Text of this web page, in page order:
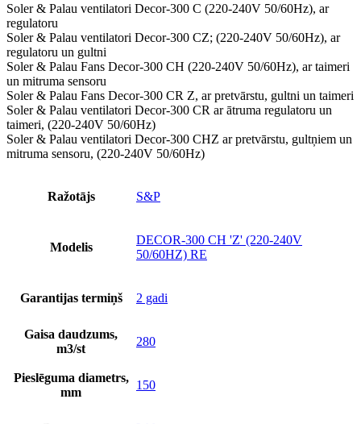
Soler & Palau ventilatori Decor-300 C (220-240V 50/60Hz), ar
regulatoru
Soler & Palau ventilatori Decor-300 CZ; (220-240V 50/60Hz), ar
regulatoru un gultni
Soler & Palau Fans Decor-300 CH (220-240V 50/60Hz), ar taimeri
un mitruma sensoru
Soler & Palau Fans Decor-300 CR Z, ar pretvārstu, gultni un taimeri
Soler & Palau ventilatori Decor-300 CR ar ātruma regulatoru un
taimeri, (220-240V 50/60Hz)
Soler & Palau ventilatori Decor-300 CHZ ar pretvārstu, gultņiem un
mitruma sensoru, (220-240V 50/60Hz)
Ražotājs S&P
Modelis
DECOR-300 CH 'Z' (220-240V
50/60HZ) RE
Garantijas termiņš 2 gadi
Gaisa daudzums,
m3/st
280
Pieslēguma diametrs,
mm
150